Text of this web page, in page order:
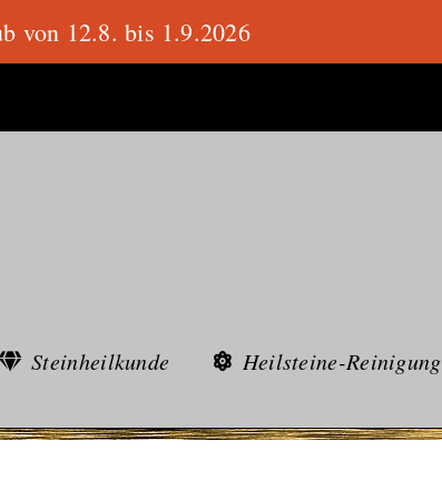
Steinheilkunde Heilsteine-Reinigung
von 12.8. bis 1.9.2026